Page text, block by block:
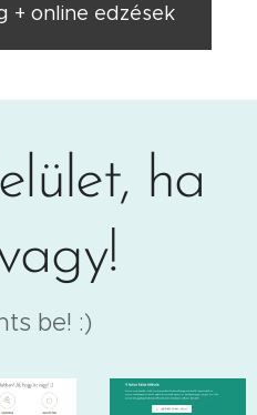
+ online edzések
ha
be! :)